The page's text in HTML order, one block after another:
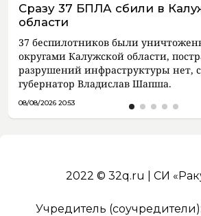
Сразу 37 БПЛА сбили в
области
37 беспилотников были
округами Калужской области,
разрушений инфраструктуры нет,
губернатор Владислав Шапша.
08/08/2026 20:53
2022 © 32q.ru | СИ
Учредитель